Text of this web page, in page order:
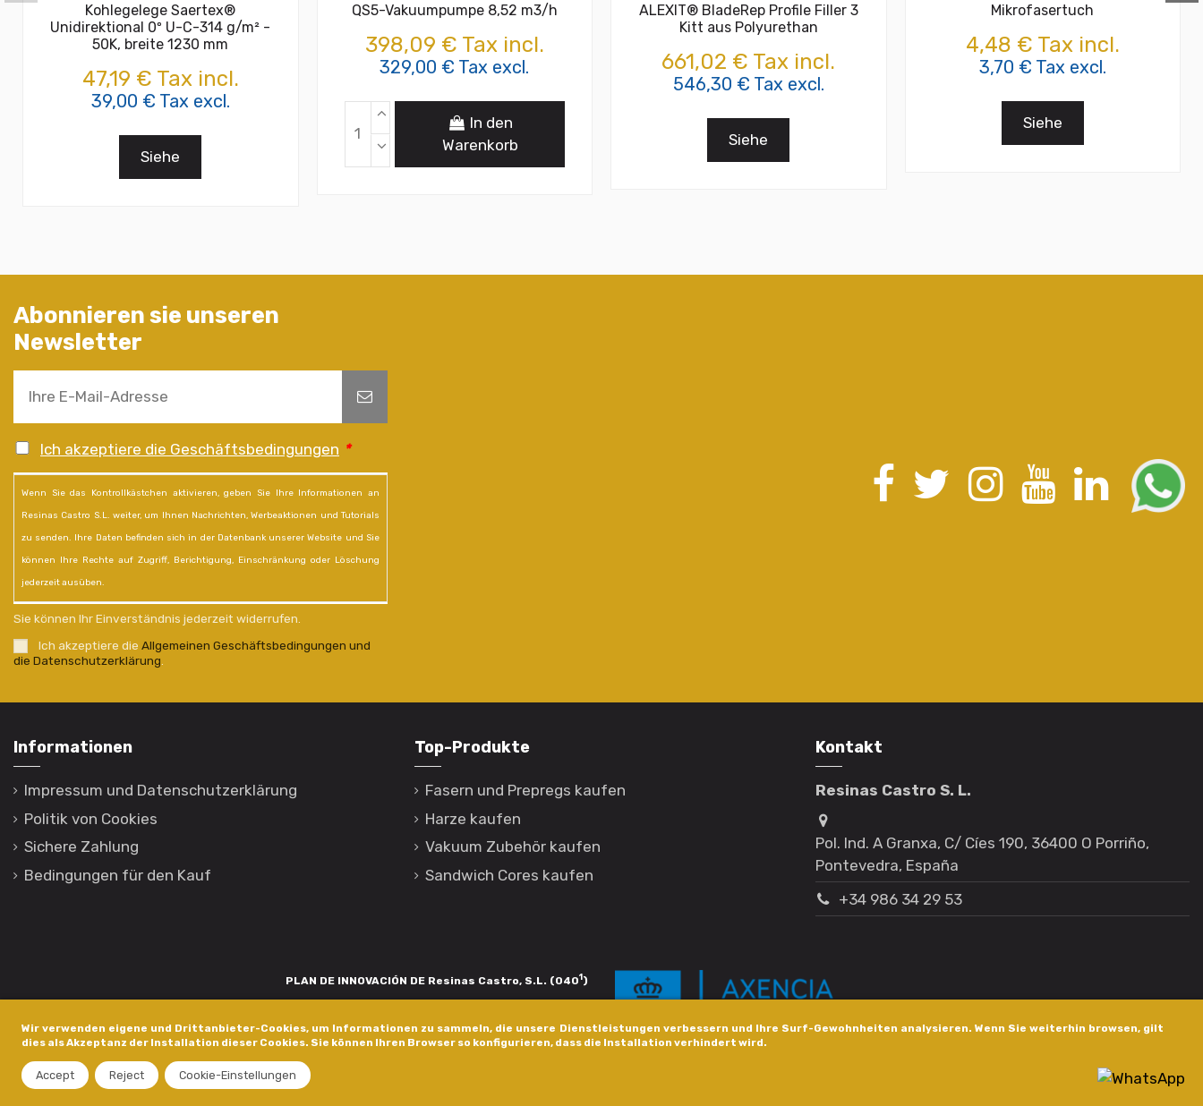
Wir verwenden eigene und Drittanbieter-Cookies, um Informationen zu sammeln, die unsere Dienstleistungen verbessern und Ihre Surf-Gewohnheiten analysieren. Wenn Sie weiterhin browsen, gilt
dies als Akzeptanz der Installation dieser Cookies. Sie können Ihren Browser so konfigurieren, dass die Installation verhindert wird.
Accept Reject Cookie-Einstellungen
Kohlegelege Saertex®
Unidirektional 0º U-C-314 g/m² -
50K, breite 1230 mm
47,19 € Tax incl.
39,00 € Tax excl.
Siehe
QS5-Vakuumpumpe 8,52 m3/h
398,09 € Tax incl.
329,00 € Tax excl.
In den
Warenkorb
ALEXIT® BladeRep Profile Filler 3
Kitt aus Polyurethan
661,02 € Tax incl.
546,30 € Tax excl.
Siehe
Mikrofasertuch
4,48 € Tax incl.
3,70 € Tax excl.
Siehe
Abonnieren sie unseren
Newsletter
Ich akzeptiere die Geschäftsbedingungen *
Wenn Sie das Kontrollkästchen aktivieren, geben Sie Ihre Informationen an
Resinas Castro S.L. weiter, um Ihnen Nachrichten, Werbeaktionen und Tutorials
zu senden. Ihre Daten befinden sich in der Datenbank unserer Website und Sie
können Ihre Rechte auf Zugriff, Berichtigung, Einschränkung oder Löschung
jederzeit ausüben.
Sie können Ihr Einverständnis jederzeit widerrufen.
Ich akzeptiere die Allgemeinen Geschäftsbedingungen und
die Datenschutzerklärung
Informationen
Impressum und Datenschutzerklärung
Politik von Cookies
Sichere Zahlung
Bedingungen für den Kauf
Top-Produkte
Fasern und Prepregs kaufen
Harze kaufen
Vakuum Zubehör kaufen
Sandwich Cores kaufen
Kontakt
Resinas Castro S. L.
Pol. Ind. A Granxa, C/ Cíes 190, 36400 O Porriño,
Pontevedra, España
+34 986 34 29 53
PLAN DE INNOVACIÓN DE Resinas Castro, S.L. (0401 )
está financiada pola Xunta de Galicia, a través de axudas concedidas pola Axencia Galega de Innovación,
dentro do programa de axudas a empresa. InnovaPeme 2023.